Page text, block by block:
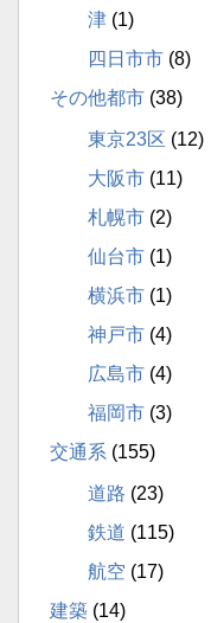
津 (1)
四日市市 (8)
その他都市 (38)
東京23区 (12)
大阪市 (11)
札幌市 (2)
仙台市 (1)
横浜市 (1)
神戸市 (4)
広島市 (4)
福岡市 (3)
交通系 (155)
道路 (23)
鉄道 (115)
航空 (17)
建築 (14)